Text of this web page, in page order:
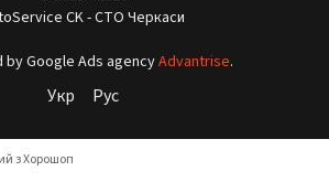
CK - СТО Черкаси
Google Ads agencyAdvantrise.
Укр Рус
з Хорошоп